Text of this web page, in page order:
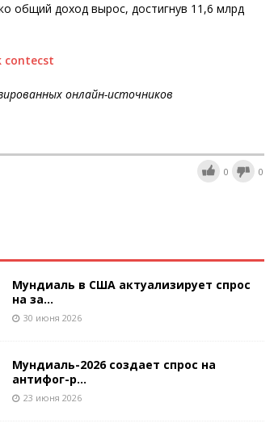
общий доход вырос, достигнув 11,6 млрд
онлайн-источников
0 0
Мундиаль в США актуализирует спрос
на за...
30 июня 2026
Мундиаль-2026 создает спрос на
антифог-р...
23 июня 2026